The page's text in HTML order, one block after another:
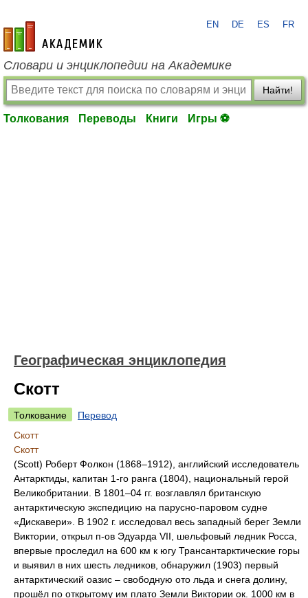
academic.ru
EN DE ES FR
Словари и энциклопедии на Академике
Найти!
Толкования Переводы Книги Игры ⚽
Географическая энциклопедия
Скотт
Толкование
Перевод
Скотт
Скотт
(Scott) Роберт Фолкон (1868–1912), английский исследователь
Антарктиды, капитан 1-го ранга (1804), национальный герой
Великобритании. В 1801–04 гг. возглавлял британскую
антарктическую экспедицию на парусно-паровом судне
«Дискавери». В 1902 г. исследовал весь западный берег Земли
Виктории, открыл п-ов Эдуарда VII, шельфовый ледник Росса,
впервые проследил на 600 км к югу Трансантарктические горы
и выявил в них шесть ледников, обнаружил (1903) первый
антарктический оазис – свободную ото льда и снега долину,
прошёл по открытому им плато Земли Виктории ок. 1000 км в